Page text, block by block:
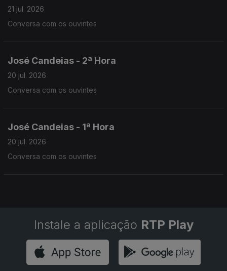
21 jul. 2026
Conversa com os ouvintes
José Candeias - 2ª Hora
20 jul. 2026
Conversa com os ouvintes
José Candeias - 1ª Hora
20 jul. 2026
Conversa com os ouvintes
Instale a aplicação RTP Play